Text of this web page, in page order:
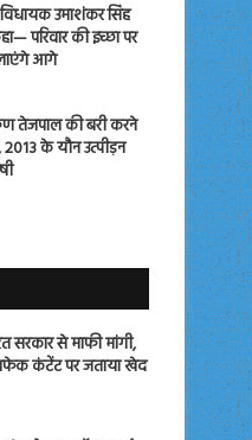
उमाशंकर सिंह
परिवार की इच्छा पर
आगे
तेजपाल की बरी करने
के यौन उत्पीड़न
सरकार से माफी मांगी,
कंटेंट पर जताया खेद